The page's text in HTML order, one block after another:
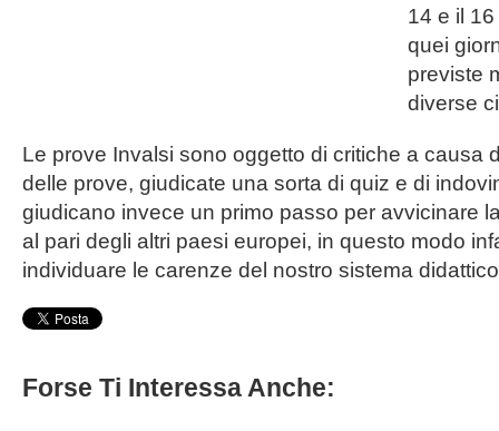
14 e il
quei
previste
diverse
Le prove Invalsi sono oggetto di critiche a causa
delle prove, giudicate una sorta di quiz e di
giudicano invece un primo passo per avvicinare
al pari degli altri paesi europei, in questo modo
individuare le carenze del nostro sistema
Forse Ti Interessa Anche: